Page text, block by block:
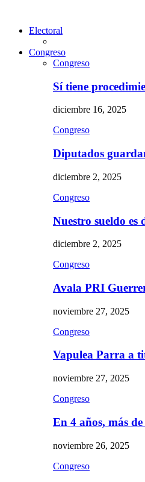
Electoral
Congreso
Congreso
Sí tiene
diciembre 16, 2025
Congreso
Diputados
diciembre 2, 2025
Congreso
Nuestro sueldo
diciembre 2, 2025
Congreso
Avala PRI
noviembre 27, 2025
Congreso
Vapulea Parra a
noviembre 27, 2025
Congreso
En 4 años, más
noviembre 26, 2025
Congreso